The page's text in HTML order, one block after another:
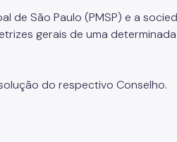
de São Paulo (PMSP) e a
gerais de uma
do respectivo Conselho.